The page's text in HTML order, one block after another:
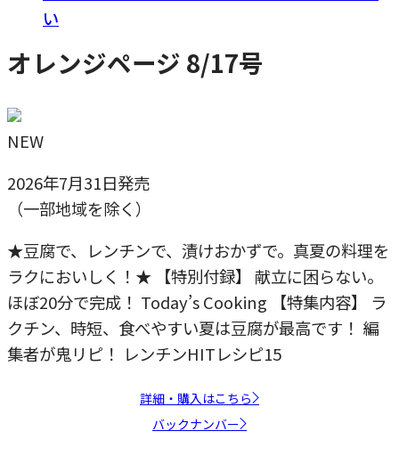
い
オレンジページ 8/17号
NEW
2026年7月31日発売
（一部地域を除く）
★豆腐で、レンチンで、漬けおかずで。真夏の料理を
ラクにおいしく！★ 【特別付録】 献立に困らない。
ほぼ20分で完成！ Today’s Cooking 【特集内容】 ラ
クチン、時短、食べやすい夏は豆腐が最高です！ 編
集者が鬼リピ！ レンチンHITレシピ15
詳細・購入はこちら
バックナンバー